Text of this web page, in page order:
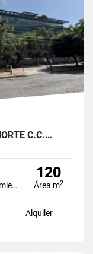
C.C.…
Estacionamiento
120
Área m2
Alquiler